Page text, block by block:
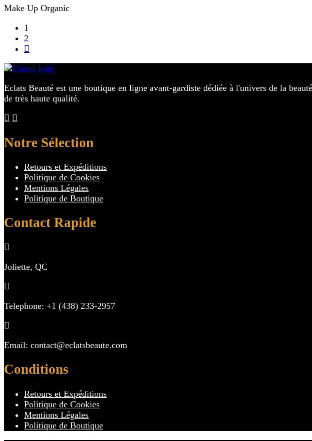
Make Up Organic
1
2
Eclats Beauté est une boutique en ligne avant-gardiste dédiée à l'univers de la
de très haute qualité.
Notre Sélection
Retours et Expéditions
Politique de Cookies
Mentions Légales
Politique de Boutique
Contact Rapide
Joliette, QC
Telephone: +1 (438) 233-2957
Email: contact@eclatsbeaute.com
Conditions
Retours et Expéditions
Politique de Cookies
Mentions Légales
Politique de Boutique